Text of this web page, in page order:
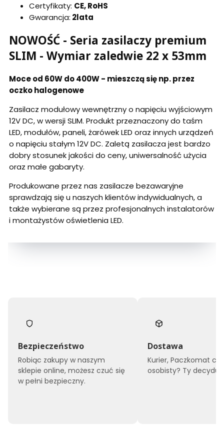
Certyfikaty: CE, RoHS
Gwarancja: 2lata
NOWOŚĆ - Seria zasilaczy premium
SLIM - Wymiar zaledwie 22 x 53mm
Moce od 60W do 400W - mieszczą się np. przez
oczko halogenowe
Zasilacz modułowy wewnętrzny o napięciu wyjściowym
12V DC, w wersji SLIM. Produkt przeznaczony do taśm
LED, modułów, paneli, żarówek LED oraz innych urządzeń
o napięciu stałym 12V DC. Zaletą zasilacza jest bardzo
dobry stosunek jakości do ceny, uniwersalność użycia
oraz małe gabaryty.
Produkowane przez nas zasilacze bezawaryjne
sprawdzają się u naszych klientów indywidualnych, a
także wybierane są przez profesjonalnych instalatorów
i montażystów oświetlenia LED.
Bezpieczeństwo
Robiąc zakupy w naszym
sklepie online, możesz czuć się
w pełni bezpieczny.
Dostawa
Kurier, Paczkomat
osobisty? Ty